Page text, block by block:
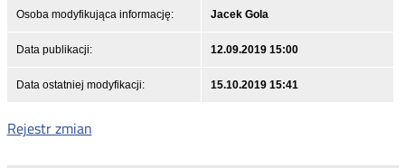
Osoba modyfikująca informację: Jacek Gola
Data publikacji: 12.09.2019 15:00
Data ostatniej modyfikacji: 15.10.2019 15:41
Rejestr zmian